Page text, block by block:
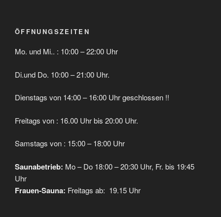
ÖFFNUNGSZEITEN
Mo. und Mi.. : 10:00 – 22:00 Uhr
Di.und Do. 10:00 – 21:00 Uhr.
Dienstags von 14:00 – 16:00 Uhr geschlossen !!
Freitags von : 16.00 Uhr bis 20:00 Uhr.
Samstags von : 15:00 – 18:00 Uhr
Saunabetrieb: Mo – Do 18:00 – 20:30 Uhr, Fr. bis 19:45
Uhr
Frauen-Sauna: Freitags ab: 19.15 Uhr